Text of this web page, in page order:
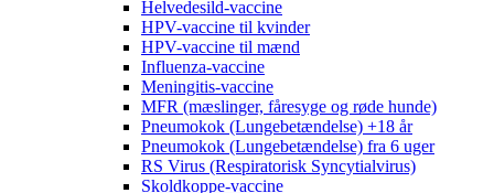
Helvedesild-vaccine
HPV-vaccine til kvinder
HPV-vaccine til mænd
Influenza-vaccine
Meningitis-vaccine
MFR (mæslinger, fåresyge og røde hunde)
Pneumokok (Lungebetændelse) +18 år
Pneumokok (Lungebetændelse) fra 6 uger
RS Virus (Respiratorisk Syncytialvirus)
Skoldkoppe-vaccine